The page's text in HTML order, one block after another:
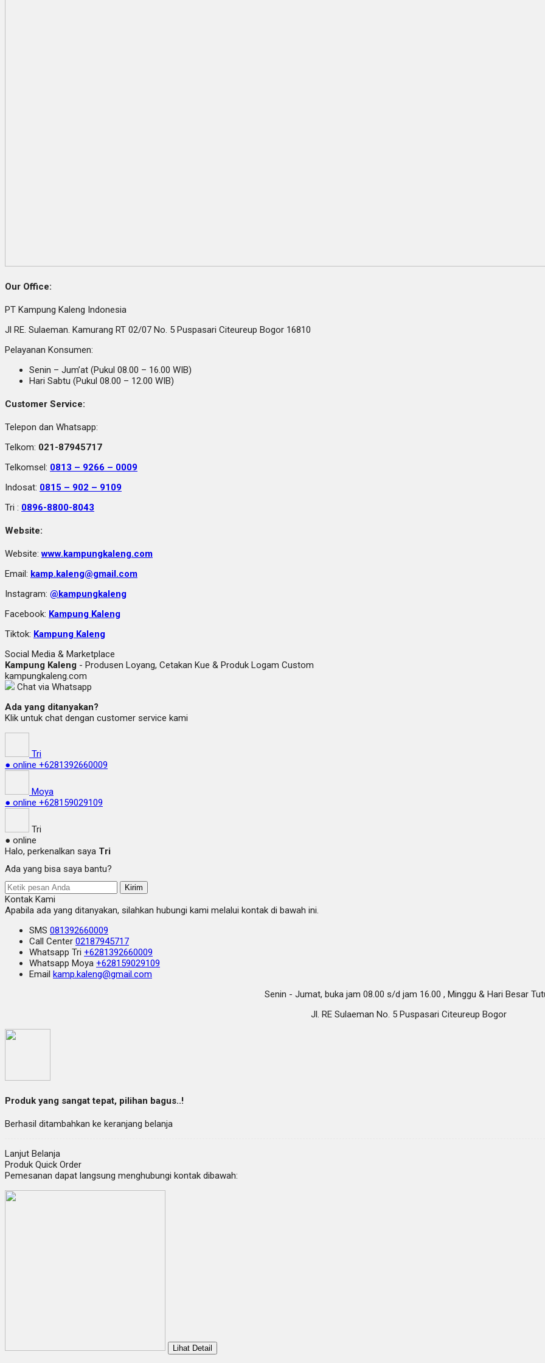
Our Office:
PT Kampung Kaleng Indonesia
Jl RE. Sulaeman. Kamurang RT 02/07 No. 5 Puspasari Citeureup Bogor 16810
Pelayanan Konsumen:
Senin – Jum’at (Pukul 08.00 – 16.00 WIB)
Hari Sabtu (Pukul 08.00 – 12.00 WIB)
Customer Service:
Telepon dan Whatsapp:
Telkom: 021-87945717
Telkomsel: 0813 – 9266 – 0009
Indosat: 0815 – 902 – 9109
Tri : 0896-8800-8043
Website:
Website:www.kampungkaleng.com
Email: kamp.kaleng@gmail.com
Instagram: @kampungkaleng
Facebook: Kampung Kaleng
Tiktok: Kampung Kaleng
Social Media & Marketplace
Kampung Kaleng - Produsen Loyang, Cetakan Kue & Produk Logam Custom
kampungkaleng.com
Chat via Whatsapp
Ada yang ditanyakan?
Klik untuk chat dengan customer service kami
Tri
● online +6281392660009
Moya
● online +628159029109
Tri
● online
Halo, perkenalkan saya Tri
Ada yang bisa saya bantu?
Kirim
Kontak Kami
Apabila ada yang ditanyakan, silahkan hubungi kami melalui kontak di bawah ini.
SMS 081392660009
Call Center 02187945717
Whatsapp Tri +6281392660009
Whatsapp Moya +628159029109
Email kamp.kaleng@gmail.com
Senin - Jumat, buka jam 08.00 s/d jam 16.00 , Minggu & Hari Besar
Jl. RE Sulaeman No. 5 Puspasari Citeureup Bogor
Produk yang sangat tepat, pilihan bagus..!
Berhasil ditambahkan ke keranjang belanja
Lanjut Belanja
Produk Quick Order
Pemesanan dapat langsung menghubungi kontak dibawah:
Lihat Detail